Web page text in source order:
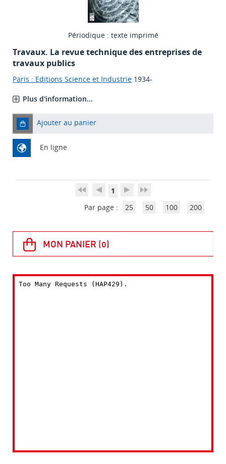
Périodique : texte imprimé
Travaux. La revue technique des entreprises de
travaux publics
Paris : Editions Science et Industrie 1934-
Plus d'information...
Ajouter au panier
En ligne
1
Par page :
25 50 100 200